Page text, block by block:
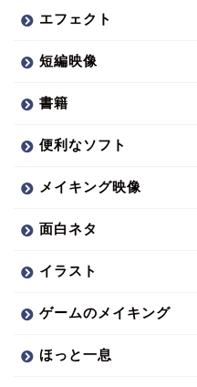
エフェクト
短編映像
書籍
便利なソフト
メイキング映像
面白ネタ
イラスト
ゲームのメイキング
ほっと一息